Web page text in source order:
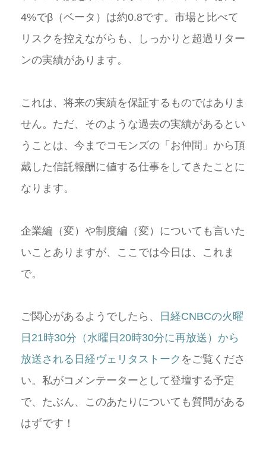
4%でβ（ベータ）は約0.8です。市場と比べて
リスクを控えながらも、しっかりと超過リター
ンの実績があります。
これは、将来の実績を保証するものではありま
せん。ただ、そのような過去の実績があるとい
うことは、今までコモンズの「お仲間」から頂
戴した信託報酬に値する仕事をしてきたことに
なります。
企業編（変）や制度編（変）についても言いた
いことありますが、ここでは今日は、これま
で。
ご関心があるようでしたら、
日経CNBCの火曜
日21時30分（水曜日20時30分に再放送）から
放送される日経ヴェリタストーク をご覧くださ
い。私がコメンテーターとして登壇する予定
で、たぶん、このあたりについても質問がある
はずです！